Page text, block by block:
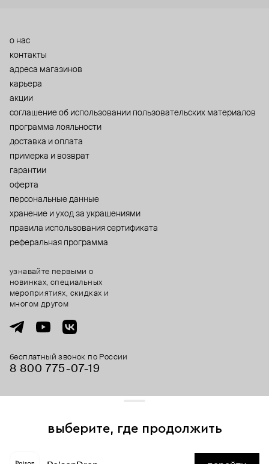
о нас
контакты
адреса магазинов
карьера
акции
cоглашение об использовании пользовательских материалов
программа лояльности
доставка и оплата
примерка и возврат
гарантии
оферта
персональные данные
хранение и уход за украшениями
правила использования сертификата
реферальная программа
бесплатный звонок по России
8 800 775⁠-07⁠-19
узнавайте первыми о
новинках, специальных
мероприятиях, скидках и
многом другом
выберите, где продолжить
и сервисы аналитики. Продолжая его использование,